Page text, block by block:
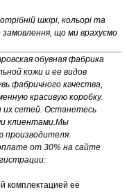
шкірі, кольорі та
замовлення, що ми врахуємо
обувная фабрика
кожи и ее видов
фабричного качества,
красивую коробку.
их сетей. Останетесь
клиентами.Мы
производителя.
от 30% на сайте
комплектацией её